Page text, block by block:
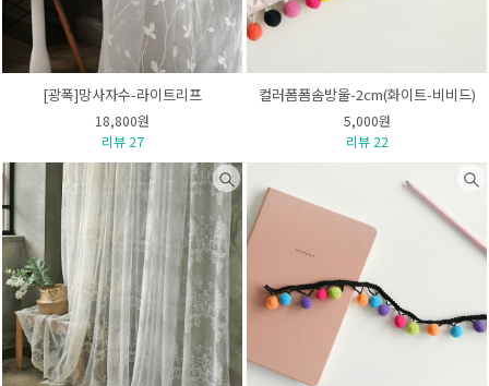
[광폭]망사자수-라이트리프
18,800원
리뷰 27
컬러폼폼솜방울-2cm(화이트-비비드)
5,000원
리뷰 22